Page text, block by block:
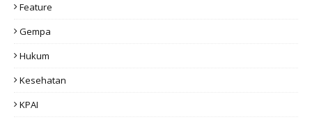
Feature
Gempa
Hukum
Kesehatan
KPAI